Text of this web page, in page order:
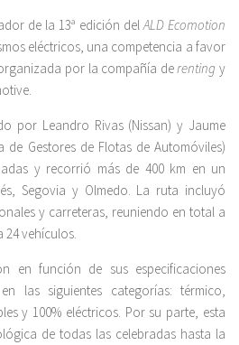
de la 13ª edición delALD Ecomotion
eléctricos, una competencia a favor
por la compañía derenting y
por Leandro Rivas (Nissan) y Jaume
de Gestores de Flotas de Automóviles)
y recorrió más de 400 km en un
Segovia y Olmedo. La ruta incluyó
y carreteras, reuniendo en total a
24 vehículos.
en función de sus especificaciones
las siguientes categorías: térmico,
y 100% eléctricos. Por su parte, esta
de todas las celebradas hasta la